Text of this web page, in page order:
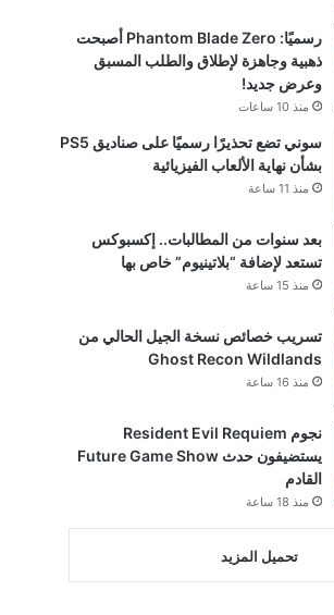
رسميًا: Phantom Blade Zero أصبحت
ذهبية وجاهزة لإطلاق والطلب المسبق
وعرض جديد!
منذ 10 ساعات
سوني تضع تحذيرًا رسميًا على صناديق PS5
بشأن نهاية الألعاب الفيزيائية
منذ 11 ساعة
بعد سنوات من المطالبات.. إكسبوكس
تستعد لإضافة “بلاتينيوم” خاص بها
منذ 15 ساعة
تسريب خصائص نسخة الجيل الحالي من
Ghost Recon Wildlands
منذ 16 ساعة
نجوم Resident Evil Requiem
يستضيفون حدث Future Game Show
القادم
منذ 18 ساعة
تحميل المزيد